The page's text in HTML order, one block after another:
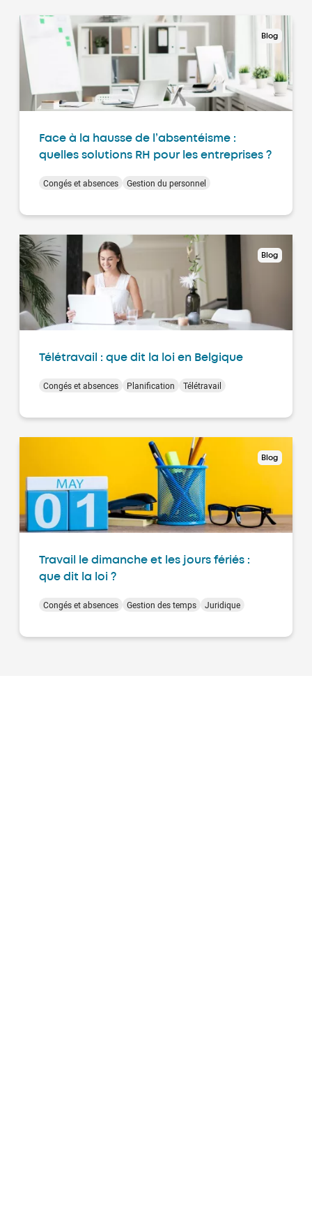
Blog
Face à la hausse de l’absentéisme :
quelles solutions RH pour les entreprises ?
Congés et absences Gestion du personnel
Blog
Télétravail : que dit la loi en Belgique
Congés et absences Planification Télétravail
Blog
Travail le dimanche et les jours fériés :
que dit la loi ?
Congés et absences Gestion des temps Juridique